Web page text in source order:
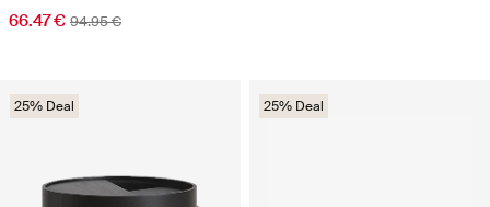
66.47 € 94.95 €
25% Deal 25% Deal